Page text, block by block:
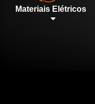
Materiais Elétricos